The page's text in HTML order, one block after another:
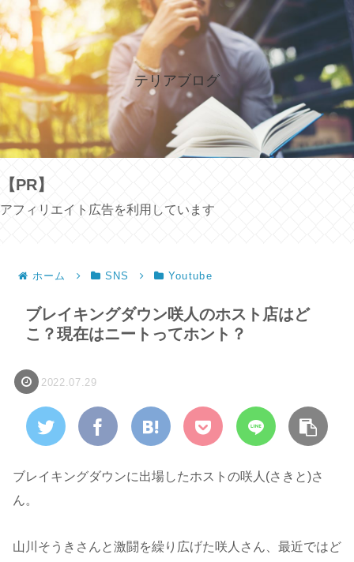
テリアブログ
【PR】
アフィリエイト広告を利用しています
ホーム SNS Youtube
ブレイキングダウン咲人のホスト店はど
こ？現在はニートってホント？
2022.07.29
ブレイキングダウンに出場したホストの咲人(さきと)さ
ん。
山川そうきさんと激闘を繰り広げた咲人さん、最近ではど